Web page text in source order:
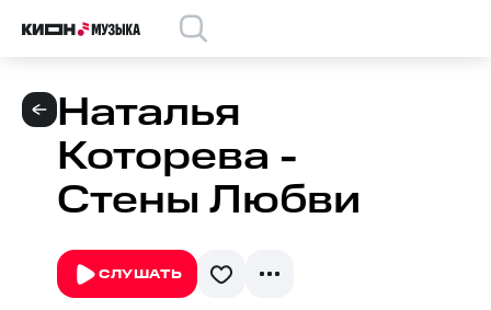
Наталья
Которева -
Стены Любви
СЛУШАТЬ